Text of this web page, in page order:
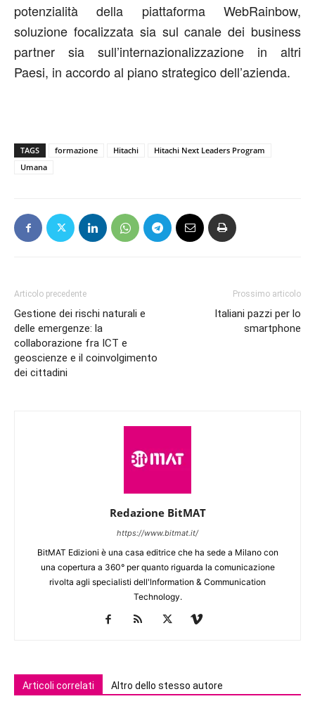
potenzialità della piattaforma WebRainbow,
soluzione focalizzata sia sul canale dei business
partner sia sull’internazionalizzazione in altri
Paesi, in accordo al piano strategico dell’azienda.
TAGS formazione Hitachi
Hitachi Next Leaders Program
Umana
Articolo precedente
Gestione dei rischi naturali e
delle emergenze: la
collaborazione fra ICT e
geoscienze e il coinvolgimento
dei cittadini
Prossimo articolo
Italiani pazzi per lo
smartphone
Redazione BitMAT
https://www.bitmat.it/
BitMAT Edizioni è una casa editrice che ha sede a Milano con
una copertura a 360° per quanto riguarda la comunicazione
rivolta agli specialisti dell'lnformation & Communication
Technology.
Articoli correlati Altro dello stesso autore